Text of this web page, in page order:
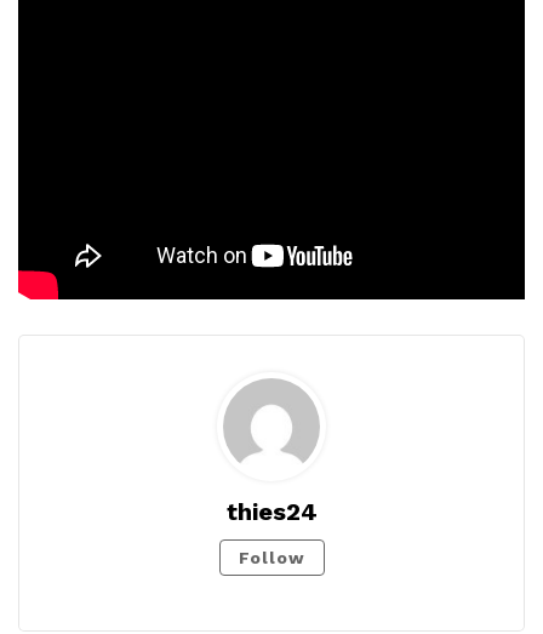
thies24
Follow